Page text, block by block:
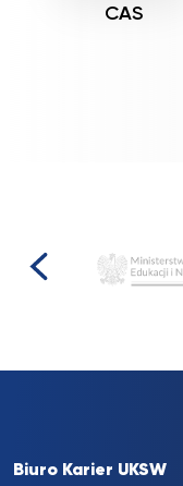
CAS
Biuro Karier UKSW